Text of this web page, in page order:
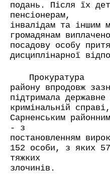
подань. Після їх
пенсіонерам,
інвалідам та іншим
громадянам
посадову особу
дисциплінарної
Прокуратура
району впродовж
підтримала
кримінальній
Сарненським
- з
постановленням
152 особи, з яких
тяжких
злочинів.